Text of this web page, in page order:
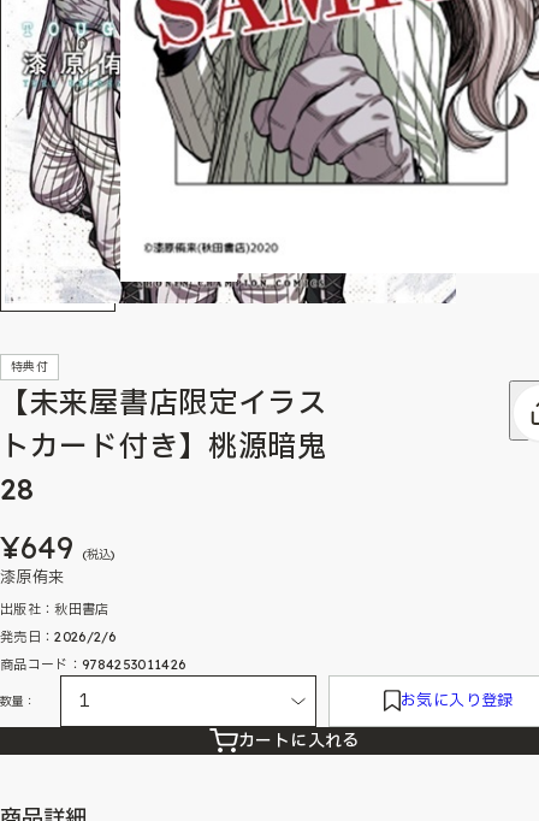
特典付
【未来屋書店限定イラス
トカード付き】桃源暗鬼
28
¥649 (税込)
漆原侑来
出版社：秋田書店
発売日：2026/2/6
商品コード：9784253011426
数量： お気に入り登録
カートに入れる